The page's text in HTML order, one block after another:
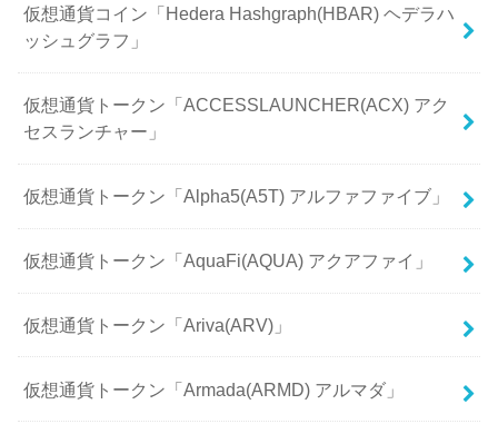
仮想通貨コイン「Hedera Hashgraph(HBAR) ヘデラハ
ッシュグラフ」
仮想通貨トークン「ACCESSLAUNCHER(ACX) アク
セスランチャー」
仮想通貨トークン「Alpha5(A5T) アルファファイブ」
仮想通貨トークン「AquaFi(AQUA) アクアファイ」
仮想通貨トークン「Ariva(ARV)」
仮想通貨トークン「Armada(ARMD) アルマダ」